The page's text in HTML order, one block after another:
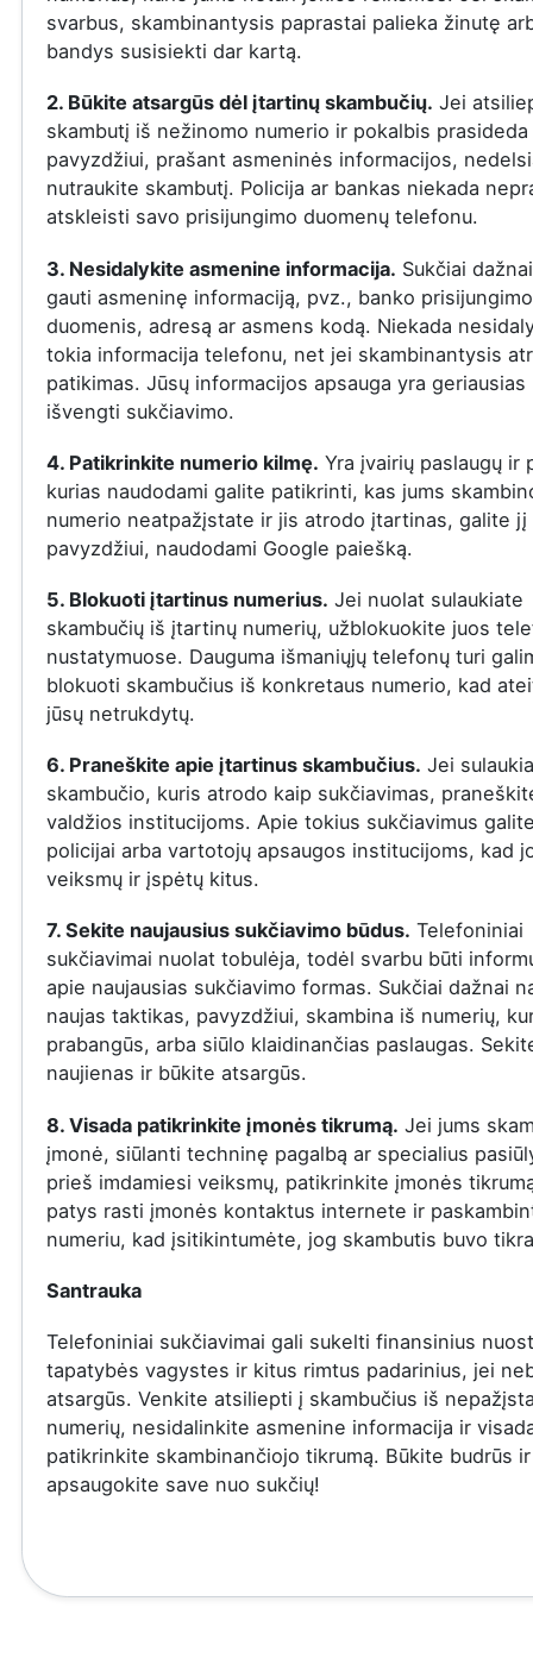
svarbus, skambinantysis paprastai palieka žinutę
bandys susisiekti dar kartą.
2. Būkite atsargūs dėl įtartinų skambučių. Jei
skambutį iš nežinomo numerio ir pokalbis
pavyzdžiui, prašant asmeninės informacijos,
nutraukite skambutį. Policija ar bankas niekada
atskleisti savo prisijungimo duomenų telefonu.
3. Nesidalykite asmenine informacija. Sukčiai
gauti asmeninę informaciją, pvz., banko prisijungimo
duomenis, adresą ar asmens kodą. Niekada
tokia informacija telefonu, net jei skambinantysis
patikimas. Jūsų informacijos apsauga yra geriausias
išvengti sukčiavimo.
4. Patikrinkite numerio kilmę. Yra įvairių paslaugų ir
kurias naudodami galite patikrinti, kas jums
numerio neatpažįstate ir jis atrodo įtartinas, galite
pavyzdžiui, naudodami Google paiešką.
5. Blokuoti įtartinus numerius. Jei nuolat sulaukiate
skambučių iš įtartinų numerių, užblokuokite juos
nustatymuose. Dauguma išmaniųjų telefonų turi
blokuoti skambučius iš konkretaus numerio, kad
jūsų netrukdytų.
6. Praneškite apie įtartinus skambučius. Jei
skambučio, kuris atrodo kaip sukčiavimas,
valdžios institucijoms. Apie tokius sukčiavimus
policijai arba vartotojų apsaugos institucijoms, kad
veiksmų ir įspėtų kitus.
7. Sekite naujausius sukčiavimo būdus. Telefoniniai
sukčiavimai nuolat tobulėja, todėl svarbu būti
apie naujausias sukčiavimo formas. Sukčiai dažnai
naujas taktikas, pavyzdžiui, skambina iš numerių,
prabangūs, arba siūlo klaidinančias paslaugas.
naujienas ir būkite atsargūs.
8. Visada patikrinkite įmonės tikrumą. Jei jums
įmonė, siūlanti techninę pagalbą ar specialius
prieš imdamiesi veiksmų, patikrinkite įmonės
patys rasti įmonės kontaktus internete ir
numeriu, kad įsitikintumėte, jog skambutis buvo
Santrauka
Telefoniniai sukčiavimai gali sukelti finansinius
tapatybės vagystes ir kitus rimtus padarinius, jei
atsargūs. Venkite atsiliepti į skambučius iš
numerių, nesidalinkite asmenine informacija ir
patikrinkite skambinančiojo tikrumą. Būkite budrūs ir
apsaugokite save nuo sukčių!